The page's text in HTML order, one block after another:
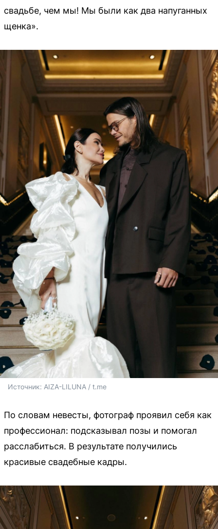
свадьбе, чем мы! Мы были как два напуганных
щенка».
Источник: AIZA-LILUNA / t.me
По словам невесты, фотограф проявил себя как
профессионал: подсказывал позы и помогал
расслабиться. В результате получились
красивые свадебные кадры.